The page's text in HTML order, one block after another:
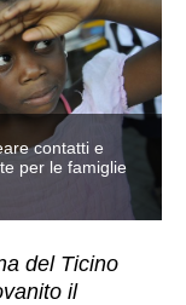
contatti e
per le famiglie
del Ticino
il